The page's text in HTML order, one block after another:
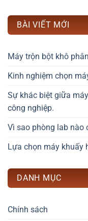
BÀI VIẾT MỚI
Máy trộn bột khô
Kinh nghiệm chọn
Sự khác biệt giữa
công nghiệp.
Vì sao phòng lab nào
Lựa chọn máy khuấy
DANH MỤC
Chính sách